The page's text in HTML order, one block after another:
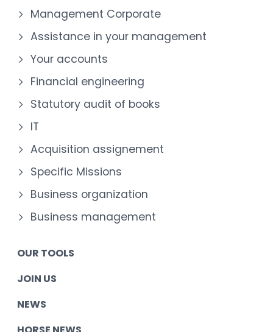
Management Corporate
Assistance in your management
Your accounts
Financial engineering
Statutory audit of books
IT
Acquisition assignement
Specific Missions
Business organization
Business management
OUR TOOLS
JOIN US
NEWS